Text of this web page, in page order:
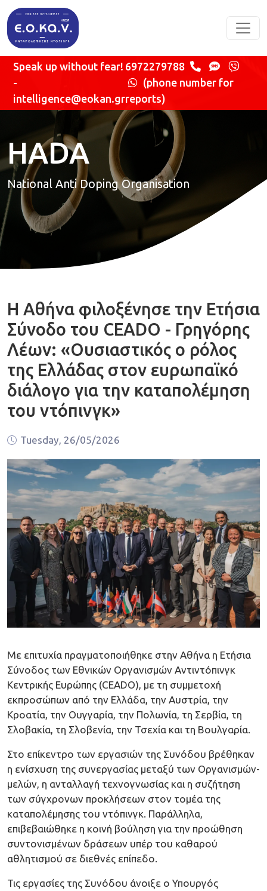
Skip to main content
Speak up without fear!
-
intelligence@eokan.gr
6972279788
(phone number for
reports)
HADA
National Anti Doping Organisation
Η Αθήνα φιλοξένησε την Ετήσια
Σύνοδο του CEADO - Γρηγόρης
Λέων: «Ουσιαστικός ο ρόλος
της Ελλάδας στον ευρωπαϊκό
διάλογο για την καταπολέμηση
του ντόπινγκ»
Tuesday, 26/05/2026
Με επιτυχία πραγματοποιήθηκε στην Αθήνα η Ετήσια
Σύνοδος των Εθνικών Οργανισμών Αντιντόπινγκ
Κεντρικής Ευρώπης (CEADO), με τη συμμετοχή
εκπροσώπων από την Ελλάδα, την Αυστρία, την
Κροατία, την Ουγγαρία, την Πολωνία, τη Σερβία, τη
Σλοβακία, τη Σλοβενία, την Τσεχία και τη Βουλγαρία.
Στο επίκεντρο των εργασιών της Συνόδου βρέθηκαν
η ενίσχυση της συνεργασίας μεταξύ των Οργανισμών-
μελών, η ανταλλαγή τεχνογνωσίας και η συζήτηση
των σύγχρονων προκλήσεων στον τομέα της
καταπολέμησης του ντόπινγκ. Παράλληλα,
επιβεβαιώθηκε η κοινή βούληση για την προώθηση
συντονισμένων δράσεων υπέρ του καθαρού
αθλητισμού σε διεθνές επίπεδο.
Τις εργασίες της Συνόδου άνοιξε ο Υπουργός